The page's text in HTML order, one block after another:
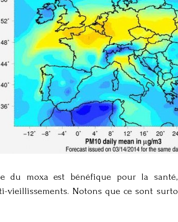
du moxa est bénéfique pour la
Notons que ce sont